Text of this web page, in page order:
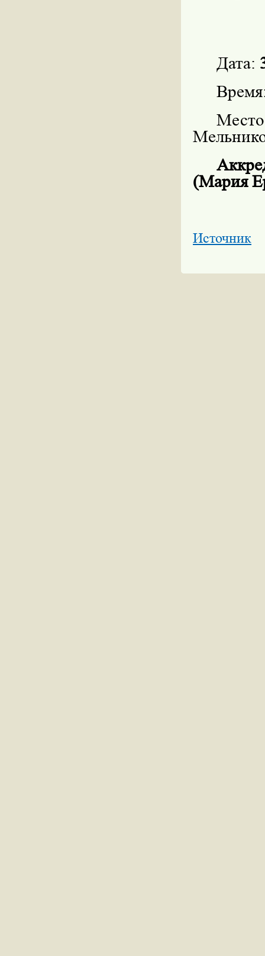
Дата:
(Мария
Источник